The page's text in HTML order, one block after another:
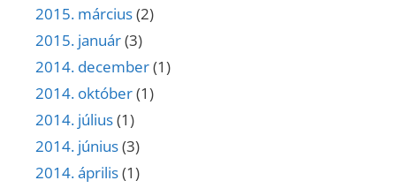
2015. március(2)
2015. január(3)
2014. december(1)
2014. október(1)
2014. július(1)
2014. június(3)
2014. április(1)